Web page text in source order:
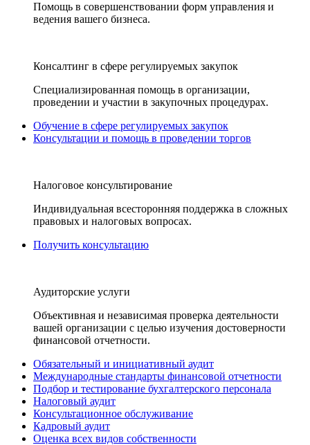
Помощь в совершенствовании форм управления и
ведения вашего бизнеса.
Консалтинг в сфере регулируемых закупок
Специализированная помощь в организации,
проведении и участии в закупочных процедурах.
Обучение в сфере регулируемых закупок
Консультации и помощь в проведении торгов
Налоговое консультирование
Индивидуальная всесторонняя поддержка в сложных
правовых и налоговых вопросах.
Получить консультацию
Аудиторские услуги
Объективная и независимая проверка деятельности
вашей организации с целью изучения достоверности
финансовой отчетности.
Обязательный и инициативный аудит
Международные стандарты финансовой отчетности
Подбор и тестирование бухгалтерского персонала
Налоговый аудит
Консультационное обслуживание
Кадровый аудит
Оценка всех видов собственности